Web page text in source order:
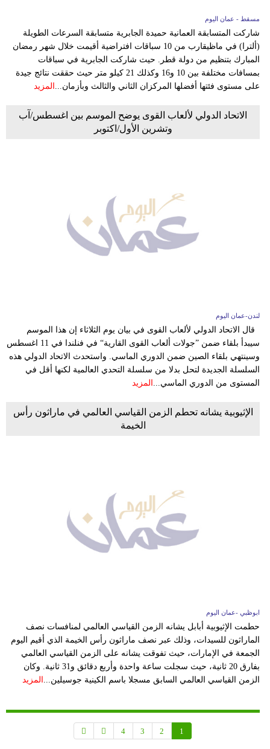
مسقط - عمان اليوم
شاركت المتسابقة العمانية حميدة الجابرية متسابقة السرعات الطويلة
(ألترا) في ماظيقارب من 10 سباقات افتراضية أقيمت خلال شهر رمضان
المبارك بتنظيم من دولة قطر. حيث شاركت الجابرية في سباقات
بمسافات مختلفة بين 10 و16 وكذلك 21 كيلو متر حيث حققت نتائج جيدة
على مستوى فئتها أفضلها المركزان الثاني والثالث وبأزمان... المزيد
الاتحاد الدولي لألعاب القوى يوضح الموسم بين اغسطس/آب
وتشرين الأول/اكتوبر
لندن-عمان اليوم
قال الاتحاد الدولي لألعاب القوى في بيان يوم الثلاثاء إن هذا الموسم
سيبدأ بلقاء ضمن ”جولات ألعاب القوى القارية“ في فنلندا في 11 اغسطس
وسينتهي بلقاء الصين ضمن الدوري الماسي. واستحدث الاتحاد الدولي هذه
السلسلة الجديدة لتحل بدلا من سلسلة التحدي العالمية لكنها أقل في
المستوى من الدوري الماسي... المزيد
الإثيوبية يشانه تحطم الزمن القياسي العالمي في ماراثون رأس
الخيمة
ابوظبي -عمان اليوم
حطمت الإثيوبية أبابل يشانه الزمن القياسي العالمي لمنافسات نصف
الماراثون للسيدات، وذلك عبر نصف ماراثون رأس الخيمة الذي أقيم اليوم
الجمعة في الإمارات، حيث تفوقت يشانه على الزمن القياسي العالمي
بفارق 20 ثانية، حيث سجلت ساعة واحدة وأربع دقائق و31 ثانية. وكان
الزمن القياسي العالمي السابق مسجلا باسم الكينية جوسيلين... المزيد
1
2
3
4